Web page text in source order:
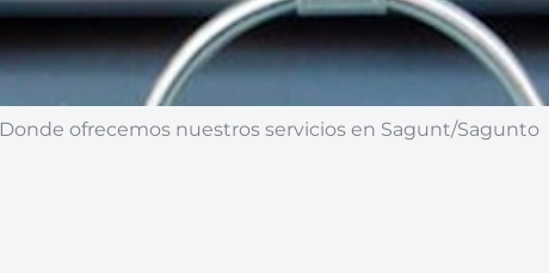
Donde ofrecemos nuestros servicios en Sagunt/Sagunto